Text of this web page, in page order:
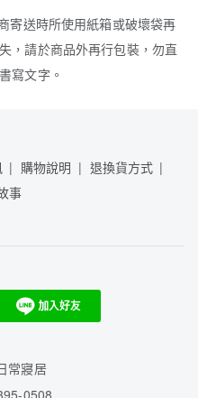
寄送時所使用紙箱或破壞袋再
，請於商品外再行包裝，勿直
寫文字。
購物說明
退換貨方式
事
常寢居